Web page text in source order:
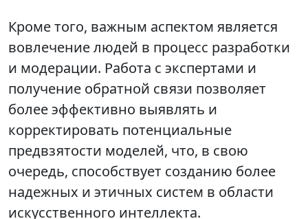
Кроме того, важным аспектом является
вовлечение людей в процесс разработки
и модерации. Работа с экспертами и
получение обратной связи позволяет
более эффективно выявлять и
корректировать потенциальные
предвзятости моделей, что, в свою
очередь, способствует созданию более
надежных и этичных систем в области
искусственного интеллекта.